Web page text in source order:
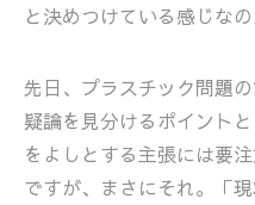
と決めつけている感じな
先日、プラスチック問題
疑論を見分けるポイント
をよしとする主張には要
ですが、まさにそれ。「